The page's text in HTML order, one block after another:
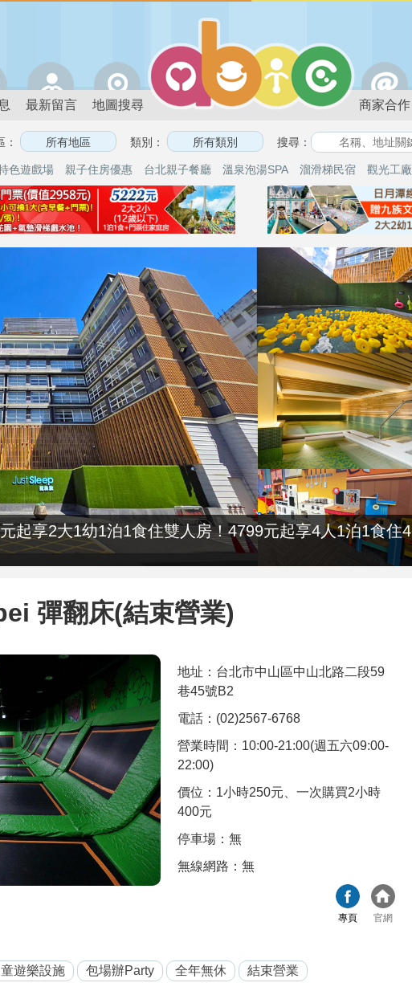
最新留言 地圖搜尋 商家合作
： 類別： 搜尋：
色遊戲場 親子住房優惠 台北親子餐廳 溫泉泡湯SPA 溜滑梯民宿 觀光工廠
起享2大1幼1泊1食住雙人房！4799元起享4人1泊1食住4
彈翻床(結束營業)
地址：台北市中山區中山北路二段59
巷45號B2
電話：(02)2567-6768
營業時間：10:00-21:00(週五六09:00-
22:00)
價位：1小時250元、一次購買2小時
400元
停車場：無
無線網路：無
專頁 官網
遊樂設施 包場辦Party 全年無休 結束營業